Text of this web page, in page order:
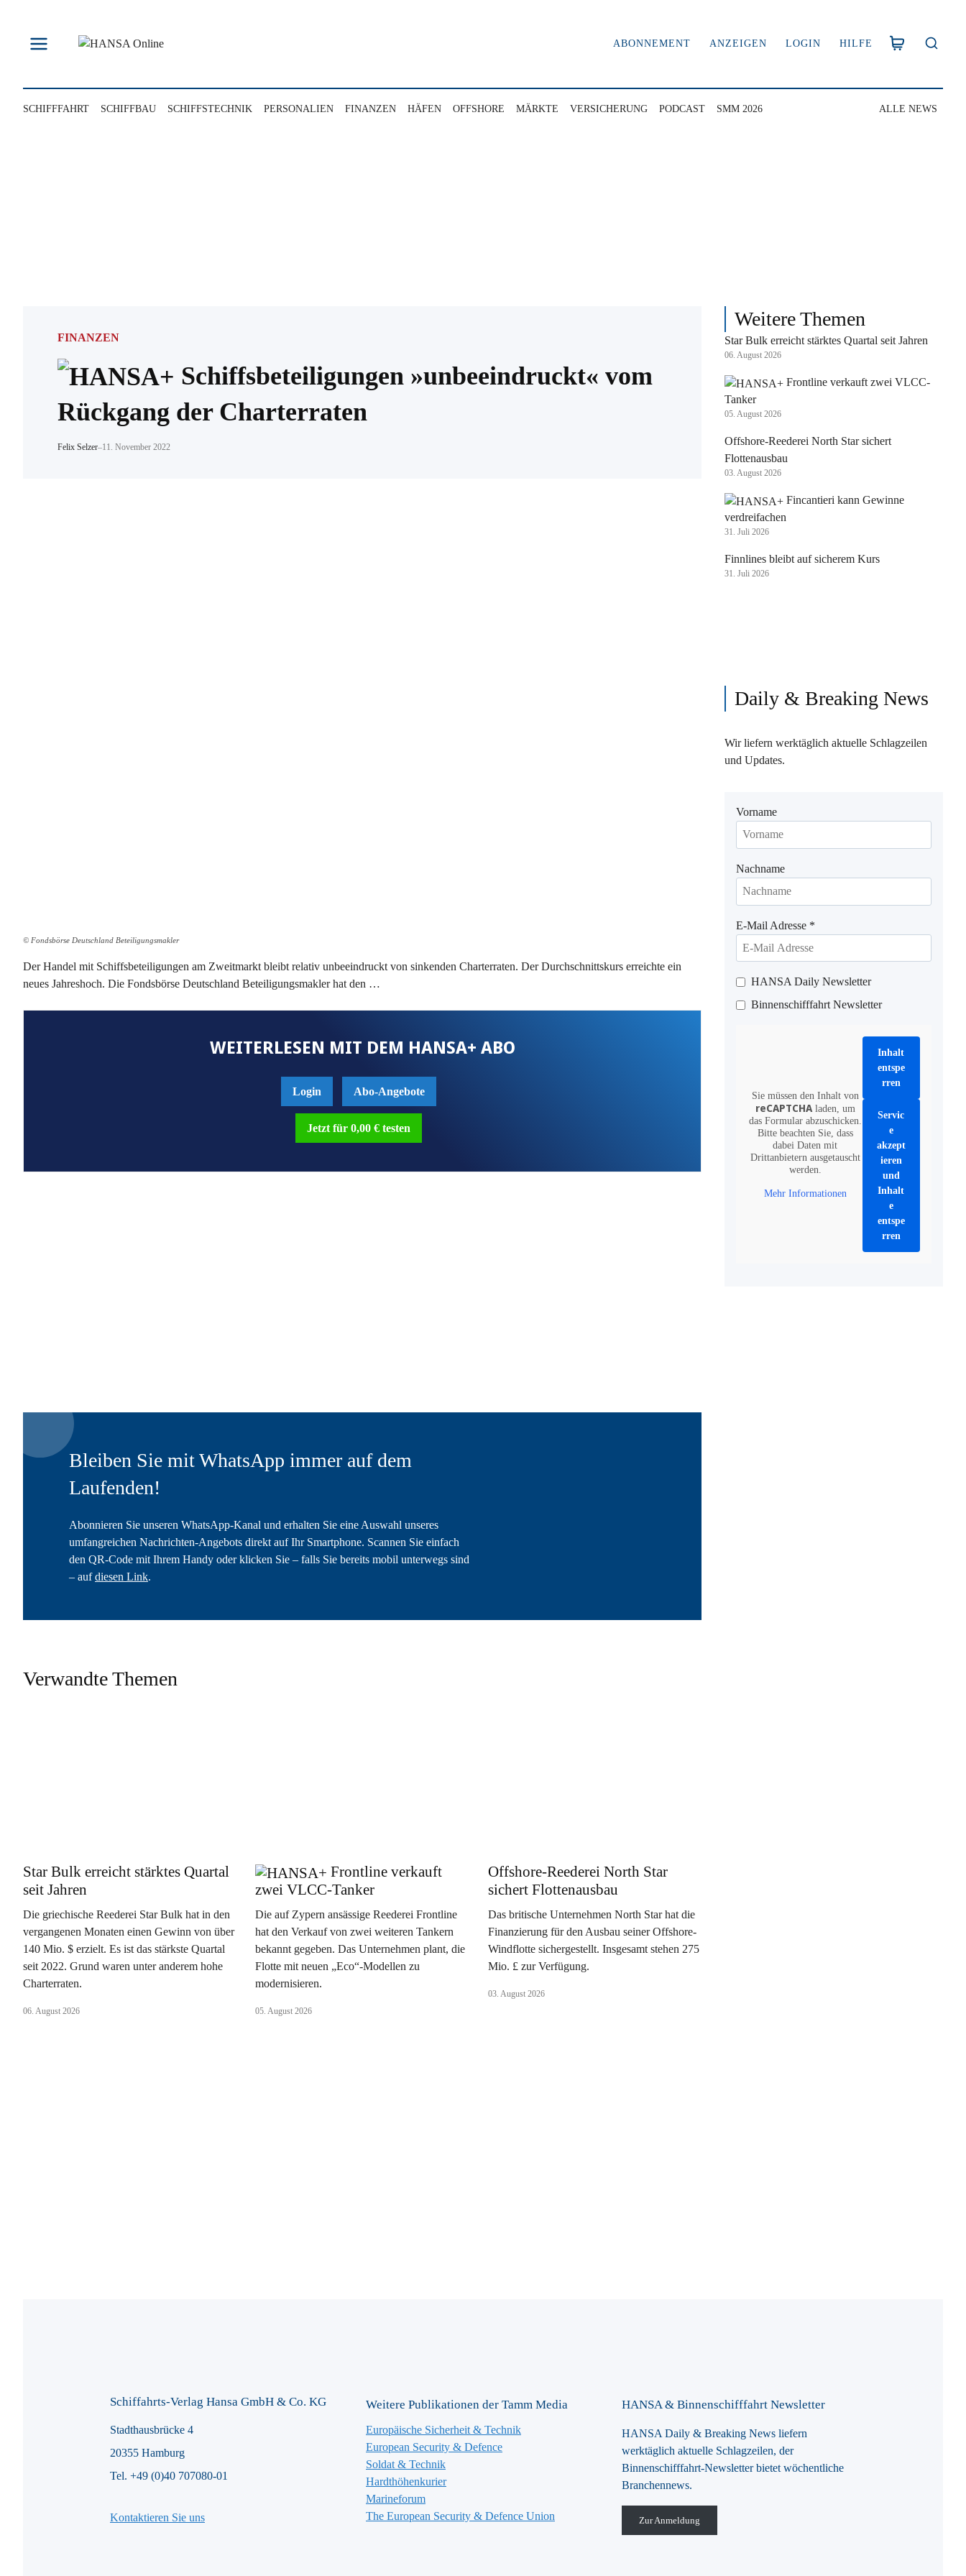
springen
ABONNEMENT ANZEIGEN LOGIN HILFE
SCHIFFFAHRT SCHIFFBAU SCHIFFSTECHNIK PERSONALIEN FINANZEN HÄFEN OFFSHORE MÄRKTE VERSICHERUNG PODCAST SMM 2026 ALLE NEWS
FINANZEN
Schiffsbeteiligungen »unbeeindruckt« vom
Rückgang der Charterraten
Felix Selzer–11. November 2022
© Fondsbörse Deutschland Beteiligungsmakler
Der Handel mit Schiffsbeteiligungen am Zweitmarkt bleibt relativ unbeeindruckt von sinkenden Charterraten. Der Durchschnittskurs erreichte ein
neues Jahreshoch. Die Fondsbörse Deutschland Beteiligungsmakler hat den …
WEITERLESEN MIT DEM HANSA+ ABO
Login Abo-Angebote
Jetzt für 0,00 € testen
Bleiben Sie mit WhatsApp immer auf dem
Laufenden!
Abonnieren Sie unseren WhatsApp-Kanal und erhalten Sie eine Auswahl unseres
umfangreichen Nachrichten-Angebots direkt auf Ihr Smartphone. Scannen Sie einfach
den QR-Code mit Ihrem Handy oder klicken Sie – falls Sie bereits mobil unterwegs sind
– aufdiesen Link.
Verwandte Themen
Star Bulk erreicht stärktes Quartal
seit Jahren
Die griechische Reederei Star Bulk hat in den
vergangenen Monaten einen Gewinn von über
140 Mio. $ erzielt. Es ist das stärkste Quartal
seit 2022. Grund waren unter anderem hohe
Charterraten.
06. August 2026
Frontline verkauft
zwei VLCC-Tanker
Die auf Zypern ansässige Reederei Frontline
hat den Verkauf von zwei weiteren Tankern
bekannt gegeben. Das Unternehmen plant, die
Flotte mit neuen „Eco“-Modellen zu
modernisieren.
05. August 2026
Offshore-Reederei North Star
sichert Flottenausbau
Das britische Unternehmen North Star hat die
Finanzierung für den Ausbau seiner Offshore-
Windflotte sichergestellt. Insgesamt stehen 275
Mio. £ zur Verfügung.
03. August 2026
Weitere Themen
Star Bulk erreicht stärktes Quartal seit Jahren
06. August 2026
Frontline verkauft zwei VLCC-
Tanker
05. August 2026
Offshore-Reederei North Star sichert
Flottenausbau
03. August 2026
Fincantieri kann Gewinne
verdreifachen
31. Juli 2026
Finnlines bleibt auf sicherem Kurs
31. Juli 2026
Daily & Breaking News
Wir liefern werktäglich aktuelle Schlagzeilen
und Updates.
Vorname
Nachname
E-Mail Adresse *
HANSA Daily Newsletter
Binnenschifffahrt Newsletter
Sie müssen den Inhalt von
reCAPTCHAladen, um
das Formular abzuschicken.
Bitte beachten Sie, dass
dabei Daten mit
Drittanbietern ausgetauscht
werden.
Mehr Informationen
Inhalt
entspe
rren
Servic
e
akzept
ieren
und
Inhalt
e
entspe
rren
Schiffahrts-Verlag Hansa GmbH & Co. KG
Stadthausbrücke 4
20355 Hamburg
Tel. +49 (0)40 707080-01
Kontaktieren Sie uns
Weitere Publikationen der Tamm Media
Europäische Sicherheit & Technik
European Security & Defence
Soldat & Technik
Hardthöhenkurier
Marineforum
The European Security & Defence Union
HANSA & Binnenschifffahrt Newsletter
HANSA Daily & Breaking News liefern
werktäglich aktuelle Schlagzeilen, der
Binnenschifffahrt-Newsletter bietet wöchentliche
Branchennews.
Zur Anmeldung